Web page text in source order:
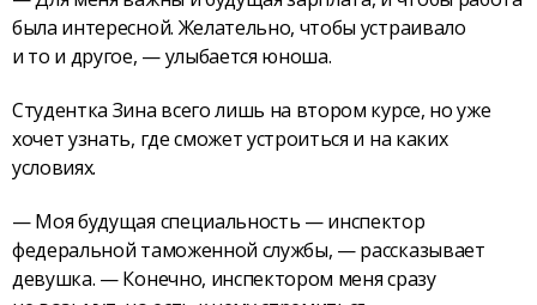
была интересной. Желательно, чтобы устраивало
и то и другое, — улыбается юноша.
Студентка Зина всего лишь на втором курсе, но уже
хочет узнать, где сможет устроиться и на каких
условиях.
— Моя будущая специальность — инспектор
федеральной таможенной службы, — рассказывает
девушка. — Конечно, инспектором меня сразу